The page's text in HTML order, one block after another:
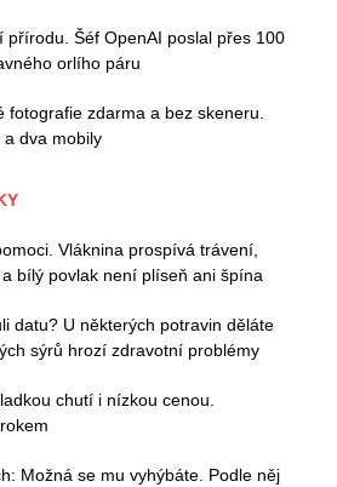
přírodu. Šéf OpenAI poslal přes 100
orlího páru
fotografie zdarma a bez skeneru.
a dva mobily
Vláknina prospívá trávení,
bílý povlak není plíseň ani špína
datu? U některých potravin děláte
sýrů hrozí zdravotní problémy
chutí i nízkou cenou.
Možná se mu vyhýbáte. Podle něj